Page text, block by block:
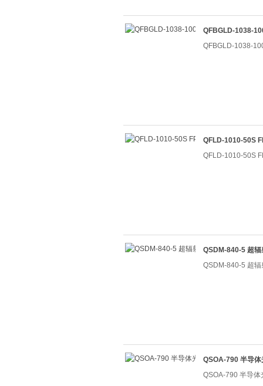
QFBGLD-1038-
QFBGLD-1038-
QFLD-1010-50S
QFLD-1010-50S
QSDM-840-5 超
QSDM-840-5 超
QSOA-790 半导
QSOA-790 半导